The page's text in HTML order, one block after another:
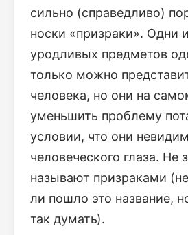
сильно (справедливо)
носки «призраки». Одни
уродливых предметов
только можно
человека, но они на
уменьшить проблему
условии, что они
человеческого глаза. Не
называют призраками
ли пошло это название,
так думать).